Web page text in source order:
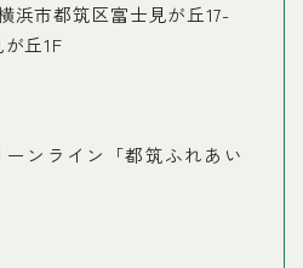
浜市都筑区富士見が丘17-
丘1F
ンライン「都筑ふれあい